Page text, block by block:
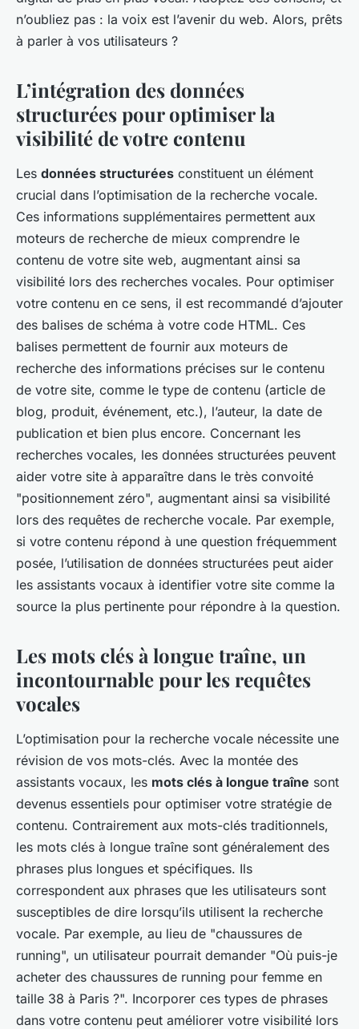
n’oubliez pas : la voix est l’avenir du web. Alors, prêts
à parler à vos utilisateurs ?
L’intégration des données
structurées pour optimiser la
visibilité de votre contenu
Les données structurées constituent un élément
crucial dans l’optimisation de la recherche vocale.
Ces informations supplémentaires permettent aux
moteurs de recherche de mieux comprendre le
contenu de votre site web, augmentant ainsi sa
visibilité lors des recherches vocales. Pour optimiser
votre contenu en ce sens, il est recommandé d’ajouter
des balises de schéma à votre code HTML. Ces
balises permettent de fournir aux moteurs de
recherche des informations précises sur le contenu
de votre site, comme le type de contenu (article de
blog, produit, événement, etc.), l’auteur, la date de
publication et bien plus encore. Concernant les
recherches vocales, les données structurées peuvent
aider votre site à apparaître dans le très convoité
"positionnement zéro", augmentant ainsi sa visibilité
lors des requêtes de recherche vocale. Par exemple,
si votre contenu répond à une question fréquemment
posée, l’utilisation de données structurées peut aider
les assistants vocaux à identifier votre site comme la
source la plus pertinente pour répondre à la question.
Les mots clés à longue traîne, un
incontournable pour les requêtes
vocales
L’optimisation pour la recherche vocale nécessite une
révision de vos mots-clés. Avec la montée des
assistants vocaux, les mots clés à longue traîne sont
devenus essentiels pour optimiser votre stratégie de
contenu. Contrairement aux mots-clés traditionnels,
les mots clés à longue traîne sont généralement des
phrases plus longues et spécifiques. Ils
correspondent aux phrases que les utilisateurs sont
susceptibles de dire lorsqu’ils utilisent la recherche
vocale. Par exemple, au lieu de "chaussures de
running", un utilisateur pourrait demander "Où puis-je
acheter des chaussures de running pour femme en
taille 38 à Paris ?". Incorporer ces types de phrases
dans votre contenu peut améliorer votre visibilité lors